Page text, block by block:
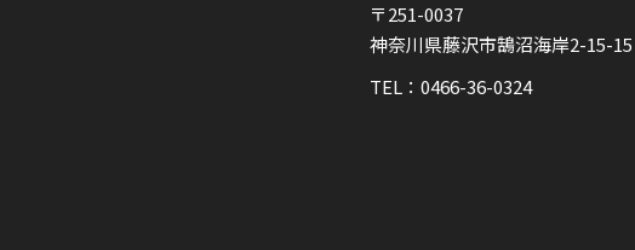
〒251-0037
神奈川県藤沢市鵠沼海岸2-15-15
TEL：0466-36-0324